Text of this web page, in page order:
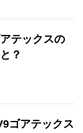
テックスの
？
ゴアテックス